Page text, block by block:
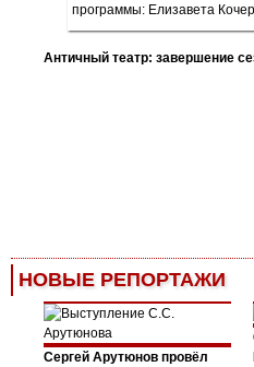
Античный театр: завершение
НОВЫЕ РЕПОРТАЖИ
Сергей Арутюнов провёл